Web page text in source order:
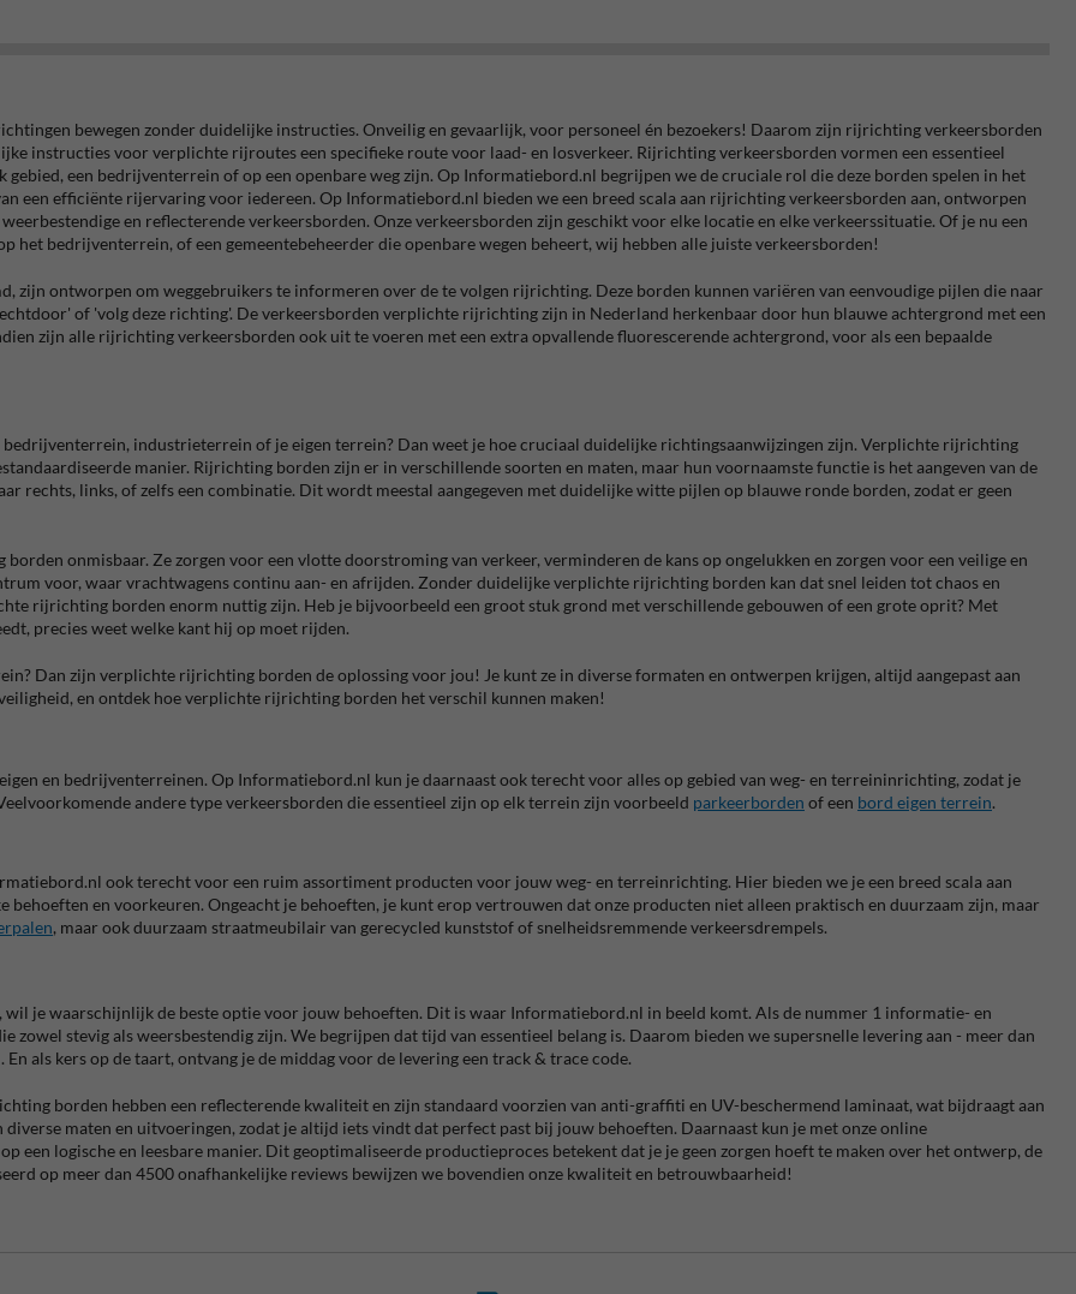
bewegen zonder duidelijke instructies. Onveilig en gevaarlijk, voor personeel én bezoekers! Daarom zijn rijrichting verkeersborden
instructies voor verplichte rijroutes een specifieke route voor laad- en losverkeer. Rijrichting verkeersborden vormen een essentieel
gebied, een bedrijventerrein of op een openbare weg zijn. Op Informatiebord.nl begrijpen we de cruciale rol die deze borden spelen in het
een efficiënte rijervaring voor iedereen. Op Informatiebord.nl bieden we een breed scala aan rijrichting verkeersborden aan, ontworpen
en reflecterende verkeersborden. Onze verkeersborden zijn geschikt voor elke locatie en elke verkeerssituatie. Of je nu een
het bedrijventerrein, of een gemeentebeheerder die openbare wegen beheert, wij hebben alle juiste verkeersborden!
ontworpen om weggebruikers te informeren over de te volgen rijrichting. Deze borden kunnen variëren van eenvoudige pijlen die naar
of 'volg deze richting'. De verkeersborden verplichte rijrichting zijn in Nederland herkenbaar door hun blauwe achtergrond met een
zijn alle rijrichting verkeersborden ook uit te voeren met een extra opvallende fluorescerende achtergrond, voor als een bepaalde
industrieterrein of je eigen terrein? Dan weet je hoe cruciaal duidelijke richtingsaanwijzingen zijn. Verplichte rijrichting
manier. Rijrichting borden zijn er in verschillende soorten en maten, maar hun voornaamste functie is het aangeven van de
rechts, links, of zelfs een combinatie. Dit wordt meestal aangegeven met duidelijke witte pijlen op blauwe ronde borden, zodat er geen
onmisbaar. Ze zorgen voor een vlotte doorstroming van verkeer, verminderen de kans op ongelukken en zorgen voor een veilige en
voor, waar vrachtwagens continu aan- en afrijden. Zonder duidelijke verplichte rijrichting borden kan dat snel leiden tot chaos en
rijrichting borden enorm nuttig zijn. Heb je bijvoorbeeld een groot stuk grond met verschillende gebouwen of een grote oprit? Met
precies weet welke kant hij op moet rijden.
Dan zijn verplichte rijrichting borden de oplossing voor jou! Je kunt ze in diverse formaten en ontwerpen krijgen, altijd aangepast aan
en ontdek hoe verplichte rijrichting borden het verschil kunnen maken!
en bedrijventerreinen. Op Informatiebord.nl kun je daarnaast ook terecht voor alles op gebied van weg- en terreininrichting, zodat je
andere type verkeersborden die essentieel zijn op elk terrein zijn voorbeeld parkeerborden of een bord eigen terrein.
ook terecht voor een ruim assortiment producten voor jouw weg- en terreinrichting. Hier bieden we je een breed scala aan
en voorkeuren. Ongeacht je behoeften, je kunt erop vertrouwen dat onze producten niet alleen praktisch en duurzaam zijn, maar
, maar ook duurzaam straatmeubilair van gerecycled kunststof of snelheidsremmende verkeersdrempels.
je waarschijnlijk de beste optie voor jouw behoeften. Dit is waar Informatiebord.nl in beeld komt. Als de nummer 1 informatie- en
zowel stevig als weersbestendig zijn. We begrijpen dat tijd van essentieel belang is. Daarom bieden we supersnelle levering aan - meer dan
als kers op de taart, ontvang je de middag voor de levering een track & trace code.
borden hebben een reflecterende kwaliteit en zijn standaard voorzien van anti-graffiti en UV-beschermend laminaat, wat bijdraagt aan
maten en uitvoeringen, zodat je altijd iets vindt dat perfect past bij jouw behoeften. Daarnaast kun je met onze online
logische en leesbare manier. Dit geoptimaliseerde productieproces betekent dat je je geen zorgen hoeft te maken over het ontwerp, de
op meer dan 4500 onafhankelijke reviews bewijzen we bovendien onze kwaliteit en betrouwbaarheid!